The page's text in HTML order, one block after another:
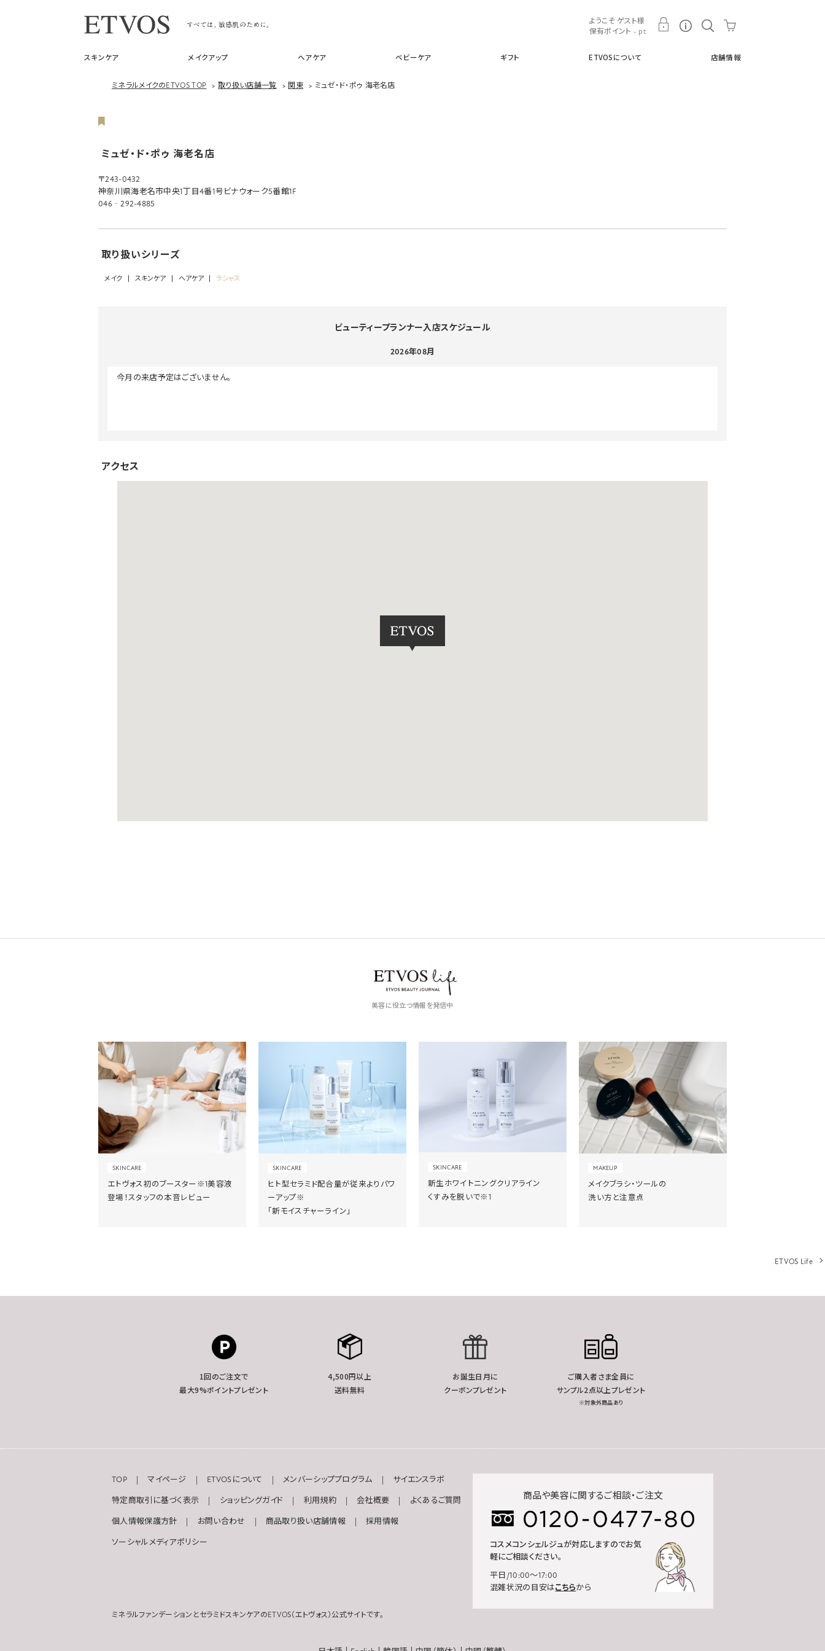
スキンケア メイクアップ ヘアケア ベビーケア ギフト ETVOSについて 店舗情報
ようこそ ゲスト様
保有ポイント - pt
ミネラルメイクのETVOS TOP >取り扱い店舗一覧 > 関東 > ミュゼ・ド・ポゥ 海老名店
ミュゼ・ド・ポゥ 海老名店
〒243-0432
神奈川県海老名市中央1丁目4番1号ビナウォーク5番館1F
046‐292-4885
取り扱いシリーズ
メイク スキンケア ヘアケア ラシャス
ビューティープランナー入店スケジュール
2026年08月
今月の来店予定はございません。
アクセス
美容に役立つ情報を発信中
SKINCARE
エトヴォス初のブースター※1美容液
登場！スタッフの本音レビュー
SKINCARE
ヒト型セラミド配合量が従来よりパワ
ーアップ※
「新モイスチャーライン」
SKINCARE
新生ホワイトニングクリアライン
くすみを脱いで※1
MAKEUP
メイクブラシ・ツールの
洗い方と注意点
ETVOS Life
1回のご注文で
最大9%ポイントプレゼント
4,500円以上
送料無料
お誕生日月に
クーポンプレゼント
ご購入者さま全員に
サンプル2点以上プレゼント
※対象外商品あり
TOP マイページ ETVOSについて メンバーシッププログラム サイエンスラボ
特定商取引に基づく表示 ショッピングガイド 利用規約 会社概要 よくあるご質問
個人情報保護方針 お問い合わせ 商品取り扱い店舗情報 採用情報
ソーシャルメディアポリシー
ミネラルファンデーションとセラミドスキンケアのETVOS（エトヴォス）公式サイトです。
商品や美容に関するご相談・ご注文
コスメコンシェルジュが対応しますのでお気
軽にご相談ください。
平日/10:00～17:00
混雑状況の目安はこちらから